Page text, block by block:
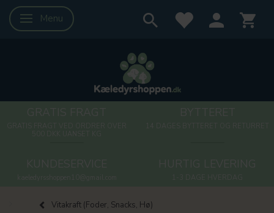
Skifte navigation
Menu
Vitakraft (Foder, Snacks, Hø)